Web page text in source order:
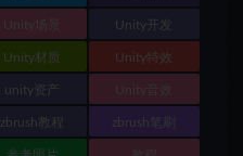
Unity场景 Unity开发
Unity材质 Unity特效
unity资产 Unity音效
zbrush教程 zbrush笔刷